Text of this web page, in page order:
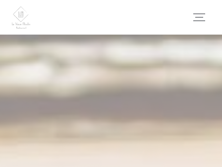
Personalizzazione delle tue scelte sui cookie